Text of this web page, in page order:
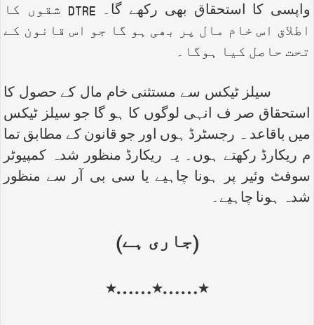
واپسی کا استحقاق بھی رکھے گا۔ DTRE شقوں کا
اطلاق اس خام مال پر بھی ہو گا جو اس قانون کے
تحت حاصل کیا ہوگا۔
سیلز ٹیکس سے مستثنی خام مال کے حصول کا
استحقاق صر ف انہی لوگوں کا ہو گا جو سیلز ٹیکس
میں باقاعد ہ رجسٹرڈ ہوں اور جو قانون کے مطابق تما
م ریکارڈ رکھتے ہوں۔ یہ ریکارڈ منظور شدہ کمپیوٹر
سوفٹ وئیر پر ہونا چاہیے یا سی بی آر سے منظور
شدہ ہونا چاہیے۔
(جاری ہے)
٭……٭……٭